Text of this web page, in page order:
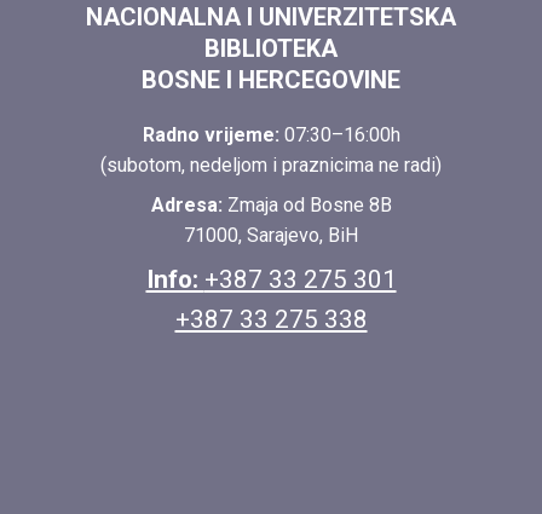
NACIONALNA I UNIVERZITETSKA
BIBLIOTEKA
BOSNE I HERCEGOVINE
Radno vrijeme: 07:30–16:00h
(subotom, nedeljom i praznicima ne radi)
Adresa: Zmaja od Bosne 8B
71000, Sarajevo, BiH
Info: +387 33 275 301
+387 33 275 338